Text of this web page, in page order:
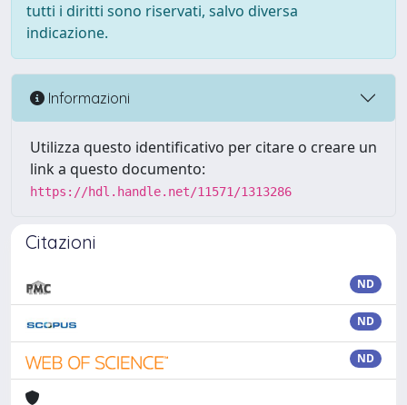
tutti i diritti sono riservati, salvo diversa
indicazione.
Informazioni
Utilizza questo identificativo per citare o creare un
link a questo documento:
https://hdl.handle.net/11571/1313286
Citazioni
ND
ND
ND